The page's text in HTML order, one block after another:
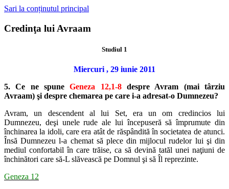
Sari la conținutul principal
Credinţa lui Avraam
Studiul 1
Miercuri , 29 iunie 2011
5. Ce ne spuneGeneza 12,1-8despre Avram (mai târziu
Avraam) şi despre chemarea pe care i-a adresat-o Dumnezeu?
Avram, un descendent al lui Set, era un om credincios lui
Dumnezeu, deşi unele rude ale lui începuseră să împrumute din
închinarea la idoli, care era atât de răspândită în societatea de atunci.
Însă Dumnezeu l-a chemat să plece din mijlocul rudelor lui şi din
mediul confortabil în care trăise, ca să devină tatăl unei naţiuni de
închinători care să-L slăvească pe Domnul şi să Îl reprezinte.
Geneza 12